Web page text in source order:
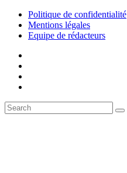
Politique de confidentialité
Mentions légales
Equipe de rédacteurs